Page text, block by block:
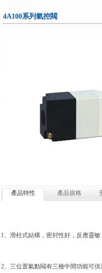
4A100系列氣控閥
產品特性 產品規格
1、滑柱式結構，密封性好，反應靈敏
2、三位置氣動閥有三種中間功能可供